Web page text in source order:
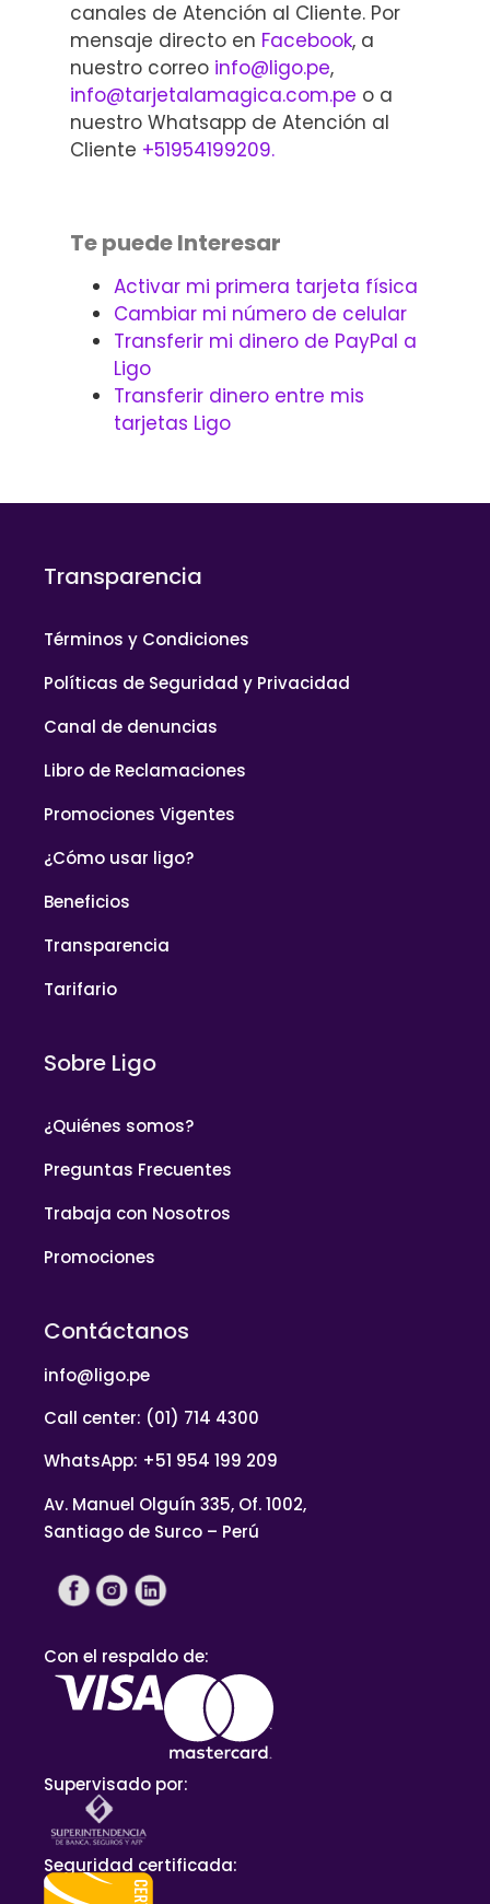
canales de Atención al Cliente. Por
mensaje directo en Facebook, a
nuestro correo info@ligo.pe,
info@tarjetalamagica.com.pe o a
nuestro Whatsapp de Atención al
Cliente +51954199209.
Te puede Interesar
Activar mi primera tarjeta física
Cambiar mi número de celular
Transferir mi dinero de PayPal a
Ligo
Transferir dinero entre mis
tarjetas Ligo
Transparencia
Términos y Condiciones
Políticas de Seguridad y Privacidad
Canal de denuncias
Libro de Reclamaciones
Promociones Vigentes
¿Cómo usar ligo?
Beneficios
Transparencia
Tarifario
Sobre Ligo
¿Quiénes somos?
Preguntas Frecuentes
Trabaja con Nosotros
Promociones
Contáctanos
info@ligo.pe
Call center: (01) 714 4300
WhatsApp: +51 954 199 209
Av. Manuel Olguín 335, Of. 1002,
Santiago de Surco – Perú
Con el respaldo de:
Supervisado por:
Seguridad certificada: